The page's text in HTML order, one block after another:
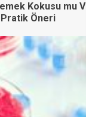
Kokusu mu
Öneri